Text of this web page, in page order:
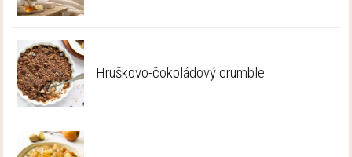
Hruškovo-čokoládový crumble